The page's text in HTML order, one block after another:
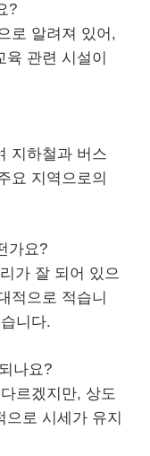
?
로 알려져 있어,
관련 시설이
지하철과 버스
요 지역으로의
가요?
가 잘 되어 있으
적으로 적습니
니다.
나요?
르겠지만, 상도
으로 시세가 유지